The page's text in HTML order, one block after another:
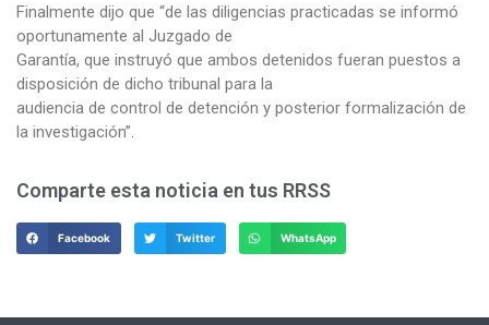
Finalmente dijo que “de las diligencias practicadas se informó
oportunamente al Juzgado de
Garantía, que instruyó que ambos detenidos fueran puestos a
disposición de dicho tribunal para la
audiencia de control de detención y posterior formalización de
la investigación”.
Comparte esta noticia en tus RRSS
Facebook Twitter WhatsApp